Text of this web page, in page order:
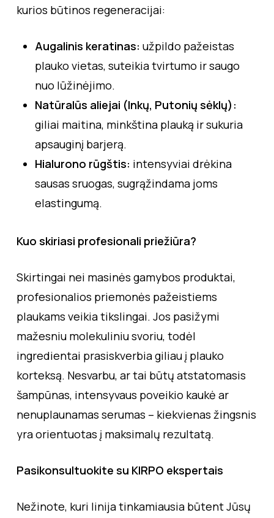
kurios būtinos regeneracijai:
Augalinis keratinas: užpildo pažeistas
plauko vietas, suteikia tvirtumo ir saugo
nuo lūžinėjimo.
Natūralūs aliejai (Inkų, Putonių sėklų):
giliai maitina, minkština plauką ir sukuria
apsauginį barjerą.
Hialurono rūgštis: intensyviai drėkina
sausas sruogas, sugrąžindama joms
elastingumą.
Kuo skiriasi profesionali priežiūra?
Skirtingai nei masinės gamybos produktai,
profesionalios priemonės pažeistiems
plaukams veikia tikslingai. Jos pasižymi
mažesniu molekuliniu svoriu, todėl
ingredientai prasiskverbia giliau į plauko
korteksą. Nesvarbu, ar tai būtų atstatomasis
šampūnas, intensyvaus poveikio kaukė ar
nenuplaunamas serumas – kiekvienas žingsnis
yra orientuotas į maksimalų rezultatą.
Pasikonsultuokite su KIRPO ekspertais
Nežinote, kuri linija tinkamiausia būtent Jūsų